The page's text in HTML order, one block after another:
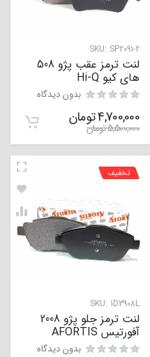
SKU: SP2091-2
لنت ترمز عقب پژو 508
های کیو Hi-Q
بدون دیدگاه
4,700,000تومان
5,500,000تومان
SKU: 1D3908L
تخفیف
لنت ترمز جلو پژو 2008
آفورتیس AFORTIS
بدون دیدگاه